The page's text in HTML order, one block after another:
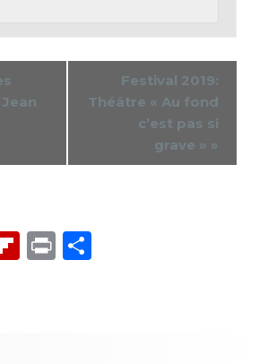
Festival 2019:
Théâtre « Au fond
c’est pas si
grave » »
Flipboard
Print